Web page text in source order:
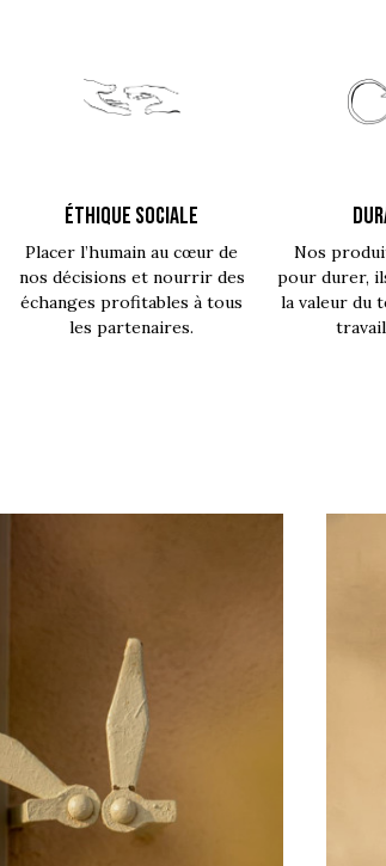
ÉTHIQUE SOCIALE
Placer l’humain au cœur de
nos décisions et nourrir des
échanges profitables à tous
les partenaires.
Nos
pour durer,
la valeur du